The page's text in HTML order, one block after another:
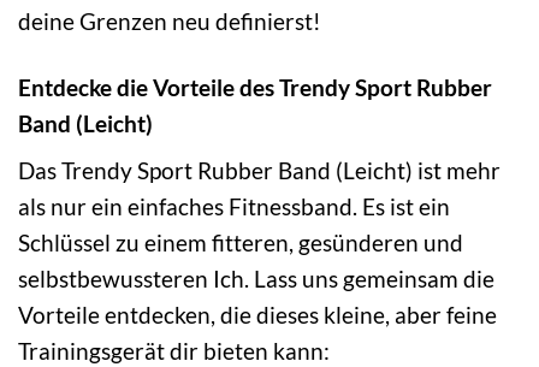
deine Grenzen neu definierst!
Entdecke die Vorteile des Trendy Sport Rubber
Band (Leicht)
Das Trendy Sport Rubber Band (Leicht) ist mehr
als nur ein einfaches Fitnessband. Es ist ein
Schlüssel zu einem fitteren, gesünderen und
selbstbewussteren Ich. Lass uns gemeinsam die
Vorteile entdecken, die dieses kleine, aber feine
Trainingsgerät dir bieten kann: